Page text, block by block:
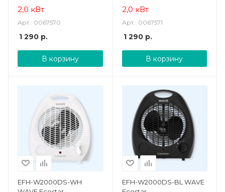
2,0 кВт
Арт.: 0067570
1 290 р.
В корзину
2,0 кВт
Арт.: 0067571
1 290р.
В корзину
EFH-W2000DS-WH
EFH-W2000DS-BL WAVE